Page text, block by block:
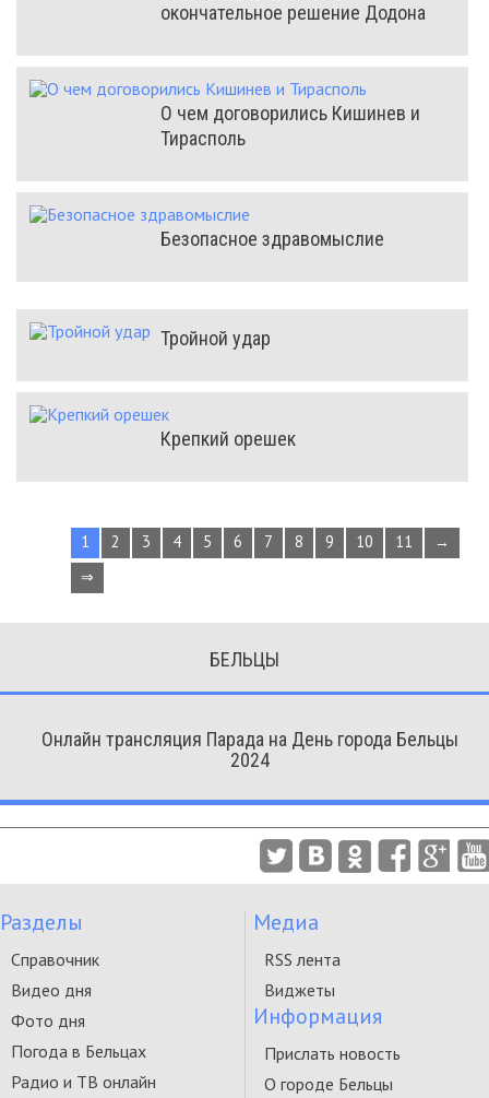
окончательное решение Додона
О чем договорились Кишинев и
Тирасполь
Безопасное здравомыслие
Тройной удар
Крепкий орешек
1 2 3 4 5 6 7 8 9 10 11
→
⇒
БЕЛЬЦЫ
Онлайн трансляция Парада на День города Бельцы
2024
Разделы
Справочник
Видео дня
Фото дня
Погода в Бельцах
Радио и ТВ онлайн
Медиа
RSS лента
Виджеты
Информация
Прислать новость
О городе Бельцы